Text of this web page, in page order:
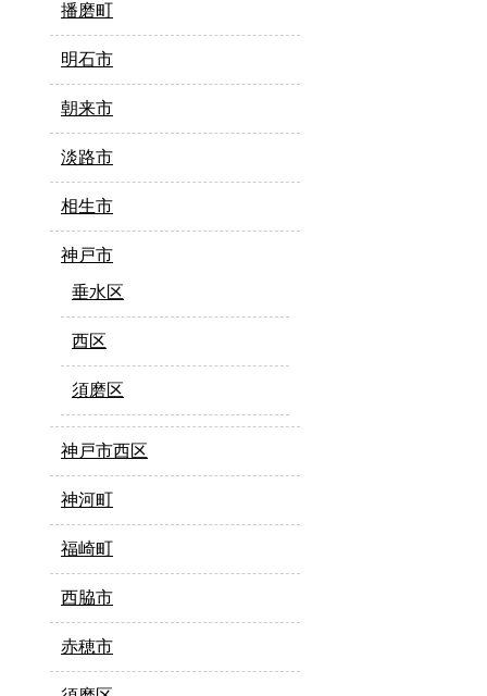
播磨町
明石市
朝来市
淡路市
相生市
神戸市
垂水区
西区
須磨区
神戸市西区
神河町
福崎町
西脇市
赤穂市